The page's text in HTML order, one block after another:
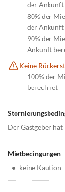
der Ankunft
80% der
der Ankunft
90% der
Ankunft
Keine
100% der
berechnet
Der Gastgeber hat
Mietbedingungen
• keine Kaution